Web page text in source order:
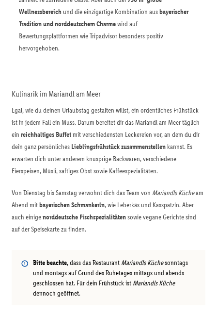
Wellnessbereich und die einzigartige Kombination ausbayerischer
Tradition und norddeutschem Charmewird auf
Bewertungsplattformen wie Tripadvisor besonders positiv
hervorgehoben.
Kulinarik im Mariandl am Meer
Egal, wie du deinen Urlaubstag gestalten willst, ein ordentliches Frühstück
ist in jedem Fall ein Muss. Darum bereitet dir das Mariandl am Meer täglich
ein reichhaltiges Buffetmit verschiedensten Leckereien vor, an dem du dir
dein ganz persönliches Lieblingsfrühstück zusammenstellen kannst. Es
erwarten dich unter anderem knusprige Backwaren, verschiedene
Eierspeisen, Müsli, saftiges Obst sowie Kaffeespezialitäten.
Von Dienstag bis Samstag verwöhnt dich das Team von Mariandls Kücheam
Abend mitbayerischen Schmankerln, wie Leberkäs und Kasspatzln. Aber
auch einigenorddeutsche Fischspezialitätensowie vegane Gerichte sind
auf der Speisekarte zu finden.
Bitte beachte, dass das Restaurant Mariandls Küchesonntags
und montags auf Grund des Ruhetages mittags und abends
geschlossen hat. Für dein Frühstück ist Mariandls Küche
dennoch geöffnet.